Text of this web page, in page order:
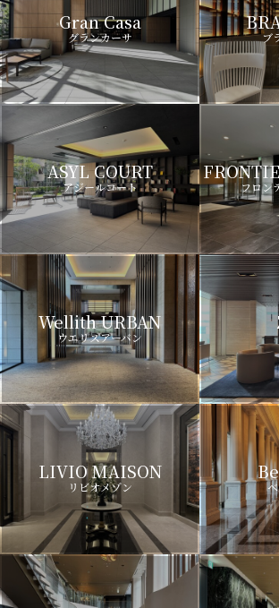
Gran Casa
グランカーサ ブ
ASYL COURT
アジールコート フロン
Wellith URBAN
ウエリスアーバン
LIVIO MAISON
リビオメゾン